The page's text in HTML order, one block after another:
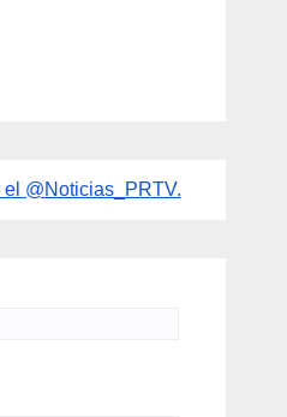
el @Noticias_PRTV.